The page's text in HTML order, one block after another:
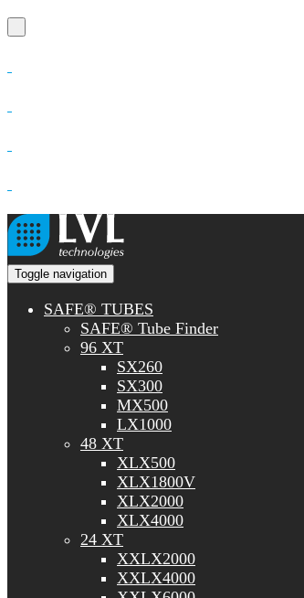
Toggle navigation
SAFE® TUBES
SAFE® Tube Finder
96 XT
SX260
SX300
MX500
LX1000
48 XT
XLX500
XLX1800V
XLX2000
XLX4000
24 XT
XXLX2000
XXLX4000